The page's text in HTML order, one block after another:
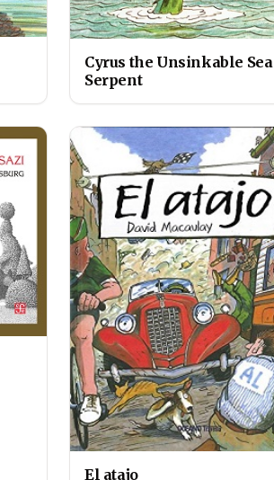
Cyrus the Unsinkable Sea
Serpent
El atajo